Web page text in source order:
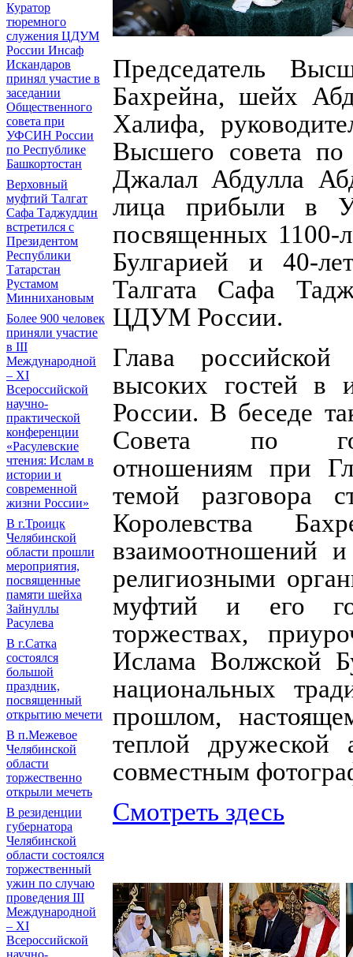
Куратор
тюремного
служения ЦДУМ
России Инсаф
Искандаров
принял участие в
заседании
Общественного
совета при
УФСИН России
по Республике
Башкортостан
Верховный
муфтий Талгат
Сафа Таджуддин
встретился с
Президентом
Республики
Татарстан
Рустамом
Миннихановым
Более 900 человек
приняли участие
в III
Международной
– XI
Всероссийской
научно-
практической
конференции
«Расулевские
чтения: Ислам в
истории и
современной
жизни России»
В г.Троицк
Челябинской
области прошли
мероприятия,
посвященные
памяти шейха
Зайнуллы
Расулева
В г.Сатка
состоялся
большой
праздник,
посвященный
открытию мечети
В п.Межевое
Челябинской
области
торжественно
открыли мечеть
В резиденции
губернатора
Челябинской
области состоялся
торжественный
ужин по случаю
проведения III
Международной
– XI
Всероссийской
научно-
Председатель
Бахрейна, шейх
Халифа,
Высшего совета
Джалал Абдулла
лица прибыли в
посвященных 1100-
Булгарией и 40-
Талгата Сафа
ЦДУМ России.
Глава
высоких гостей в
России. В беседе
Совета по
отношениям при
темой разговора
Королевства
взаимоотношений и
религиозными
муфтий и его
торжествах,
Ислама Волжской
национальных
прошлом,
теплой дружеской
совместным
Смотреть здесь